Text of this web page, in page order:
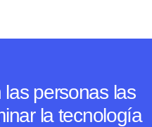
personas las
la tecnología